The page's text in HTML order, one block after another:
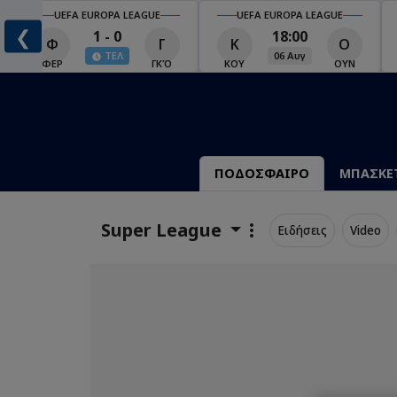
❮
UEFA EUROPA LEAGUE
Φ
ΦΕΡ
1 - 0
ΤΕΛ
Γ
ΓΚΌ
UEFA EUROPA LEAGUE
Κ
ΚΟΥ
18:00
06 Αυγ
Ο
ΟΥΝ
ΠΟΔΟΣΦΑΙΡΟ
Super League Ειδήσεις Video